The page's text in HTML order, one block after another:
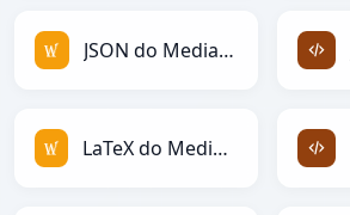
JSON do MediaWiki
LaTeX do MediaWiki